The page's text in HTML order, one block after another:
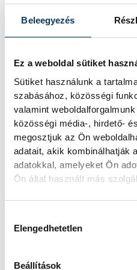
Beleegyezés
Ez a weboldal sütiket
Sütiket használunk a
szabásához, közösségi
valamint
közösségi média-, hirdető-
megosztjuk az Ön
adatait, akik kombinálhatják
adatokkal, amelyeket Ön
Ön által használt más
Elengedhetetlen
Beállítások
Egy furcsa
lett az Év
mutatjuk!
A Balatoni Kör
alkalommal
strandétele
eddiginél több, 22
étellel indult. Egy
Meglepték
Hatalmas
inflációs adatot.